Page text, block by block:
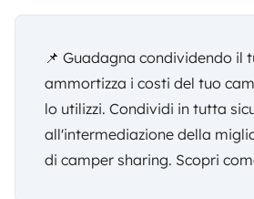
📌 Guadagna condividendo il
ammortizza i costi del tuo
lo utilizzi. Condividi in tutta
all'intermediazione della
di camper sharing. Scopri